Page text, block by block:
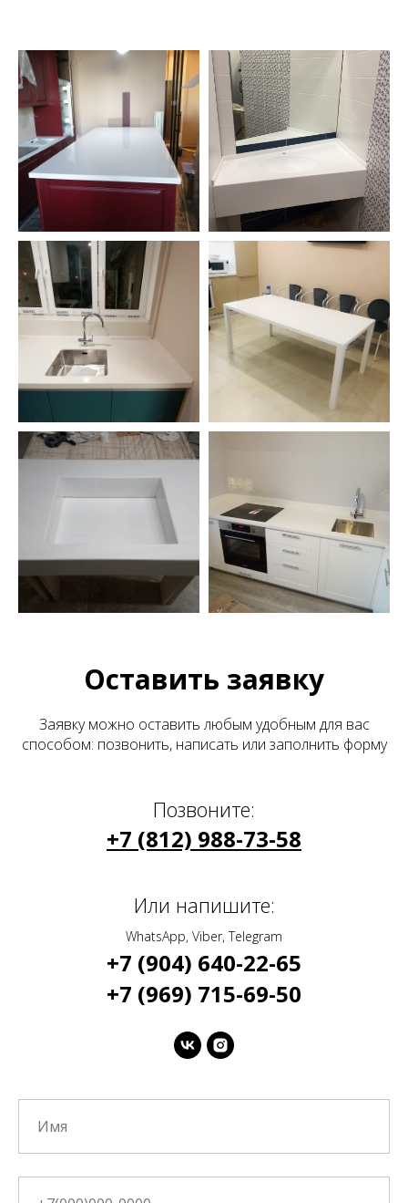
Оставить заявку
Заявку можно оставить любым удобным для вас
способом: позвонить, написать или заполнить форму
Позвоните:
+7 (812) 988-73-58
Или напишите:
WhatsApp, Viber, Telegram
+7 (904) 640-22-65
+7 (969) 715-69-50